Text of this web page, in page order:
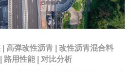
高弹改性沥青 | 改性沥青混合料
路用性能 | 对比分析